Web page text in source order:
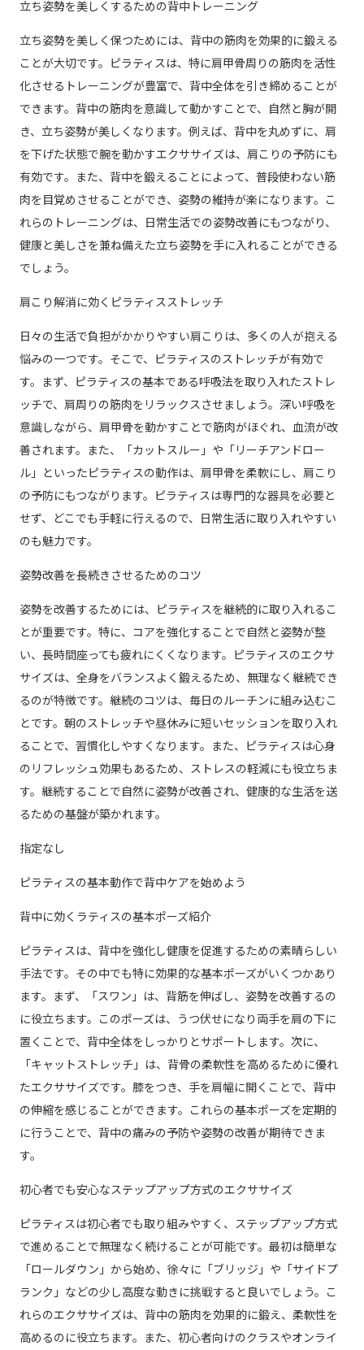
立ち姿勢を美しくするための背中トレーニング
立ち姿勢を美しく保つためには、背中の筋肉を効果的に鍛える
ことが大切です。ピラティスは、特に肩甲骨周りの筋肉を活性
化させるトレーニングが豊富で、背中全体を引き締めることが
できます。背中の筋肉を意識して動かすことで、自然と胸が開
き、立ち姿勢が美しくなります。例えば、背中を丸めずに、肩
を下げた状態で腕を動かすエクササイズは、肩こりの予防にも
有効です。また、背中を鍛えることによって、普段使わない筋
肉を目覚めさせることができ、姿勢の維持が楽になります。こ
れらのトレーニングは、日常生活での姿勢改善にもつながり、
健康と美しさを兼ね備えた立ち姿勢を手に入れることができる
でしょう。
肩こり解消に効くピラティスストレッチ
日々の生活で負担がかかりやすい肩こりは、多くの人が抱える
悩みの一つです。そこで、ピラティスのストレッチが有効で
す。まず、ピラティスの基本である呼吸法を取り入れたストレ
ッチで、肩周りの筋肉をリラックスさせましょう。深い呼吸を
意識しながら、肩甲骨を動かすことで筋肉がほぐれ、血流が改
善されます。また、「カットスルー」や「リーチアンドロー
ル」といったピラティスの動作は、肩甲骨を柔軟にし、肩こり
の予防にもつながります。ピラティスは専門的な器具を必要と
せず、どこでも手軽に行えるので、日常生活に取り入れやすい
のも魅力です。
姿勢改善を長続きさせるためのコツ
姿勢を改善するためには、ピラティスを継続的に取り入れるこ
とが重要です。特に、コアを強化することで自然と姿勢が整
い、長時間座っても疲れにくくなります。ピラティスのエクサ
サイズは、全身をバランスよく鍛えるため、無理なく継続でき
るのが特徴です。継続のコツは、毎日のルーチンに組み込むこ
とです。朝のストレッチや昼休みに短いセッションを取り入れ
ることで、習慣化しやすくなります。また、ピラティスは心身
のリフレッシュ効果もあるため、ストレスの軽減にも役立ちま
す。継続することで自然に姿勢が改善され、健康的な生活を送
るための基盤が築かれます。
指定なし
ピラティスの基本動作で背中ケアを始めよう
背中に効くラティスの基本ポーズ紹介
ピラティスは、背中を強化し健康を促進するための素晴らしい
手法です。その中でも特に効果的な基本ポーズがいくつかあり
ます。まず、「スワン」は、背筋を伸ばし、姿勢を改善するの
に役立ちます。このポーズは、うつ伏せになり両手を肩の下に
置くことで、背中全体をしっかりとサポートします。次に、
「キャットストレッチ」は、背骨の柔軟性を高めるために優れ
たエクササイズです。膝をつき、手を肩幅に開くことで、背中
の伸縮を感じることができます。これらの基本ポーズを定期的
に行うことで、背中の痛みの予防や姿勢の改善が期待できま
す。
初心者でも安心なステップアップ方式のエクササイズ
ピラティスは初心者でも取り組みやすく、ステップアップ方式
で進めることで無理なく続けることが可能です。最初は簡単な
「ロールダウン」から始め、徐々に「ブリッジ」や「サイドプ
ランク」などの少し高度な動きに挑戦すると良いでしょう。こ
れらのエクササイズは、背中の筋肉を効果的に鍛え、柔軟性を
高めるのに役立ちます。また、初心者向けのクラスやオンライ